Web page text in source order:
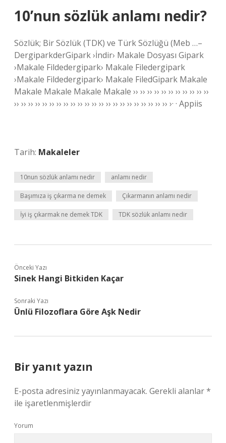
10’nun sözlük anlamı nedir?
Sözlük; Bir Sözlük (TDK) ve Türk Sözlüğü (Meb …–
DergiparkderGipark ›İndir› Makale Dosyası Gipark
›Makale Fildedergipark› Makale Filedergipark
›Makale Fildedergipark› Makale FiledGipark Makale
Makale Makale Makale Makale ›› ›› ›› ›› ›› ›› ›› ›› ›› ›› ››
›› ›› ›› ›› ›› ›› ›› ›› ›› ›› ›› ›› ›› ›› ›› ›› ›› ›› ›› ›› ›› ›› ›· · Appiis
Tarih: Makaleler
10nun sözlük anlamı nedir anlamı nedir
Başımıza iş çıkarma ne demek Çıkarmanın anlamı nedir
İyi iş çıkarmak ne demek TDK TDK sözlük anlamı nedir
Önceki Yazı
Sinek Hangi Bitkiden Kaçar
Sonraki Yazı
Ünlü Filozoflara Göre Aşk Nedir
Bir yanıt yazın
E-posta adresiniz yayınlanmayacak. Gerekli alanlar*
ile işaretlenmişlerdir
Yorum